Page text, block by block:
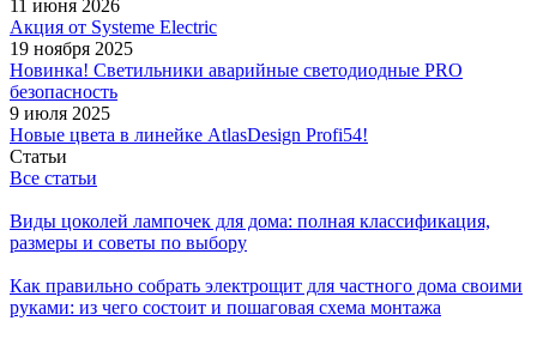
11 июня 2026
Акция от Systeme Electric
19 ноября 2025
Новинка! Светильники аварийные светодиодные PRO
безопасность
9 июля 2025
Новые цвета в линейке AtlasDesign Profi54!
Статьи
Все статьи
Виды цоколей лампочек для дома: полная классификация,
размеры и советы по выбору
Как правильно собрать электрощит для частного дома своими
руками: из чего состоит и пошаговая схема монтажа